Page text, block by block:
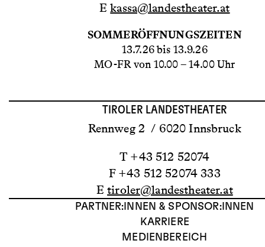
Ekassa@landestheater.at
SOMMERÖFFNUNGSZEITEN
13.7.26 bis 13.9.26
MO-FR von 10.00 – 14.00 Uhr
TIROLER LANDESTHEATER
Rennweg 2 / 6020 Innsbruck
T +43 512 52074
F +43 512 52074 333
Etiroler@landestheater.at
PARTNER:INNEN & SPONSOR:INNEN
KARRIERE
MEDIENBEREICH